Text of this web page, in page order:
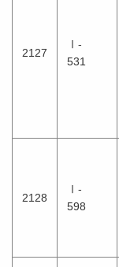
2127
Ⅰ-
531
2128
Ⅰ-
598